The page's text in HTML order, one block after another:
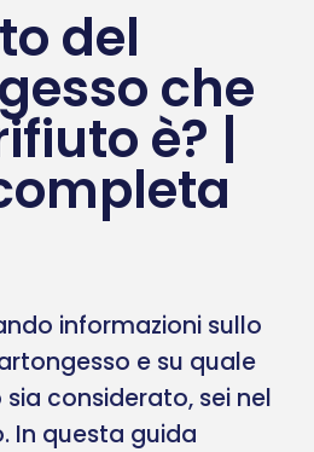
del
che
è? |
informazioni sullo
e su quale
considerato, sei nel
In questa guida